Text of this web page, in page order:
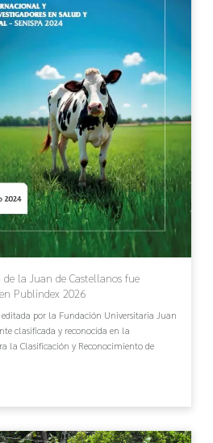
la Juan de Castellanos fue
Publindex 2026
por la Fundación Universitaria Juan
clasificada y reconocida en la
la Clasificación y Reconocimiento de